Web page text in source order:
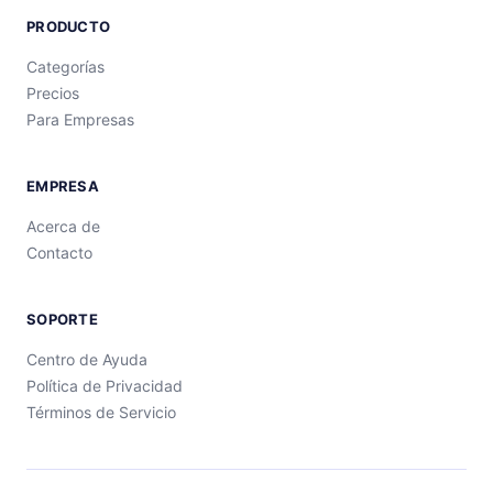
PRODUCTO
Categorías
Precios
Para Empresas
EMPRESA
Acerca de
Contacto
SOPORTE
Centro de Ayuda
Política de Privacidad
Términos de Servicio